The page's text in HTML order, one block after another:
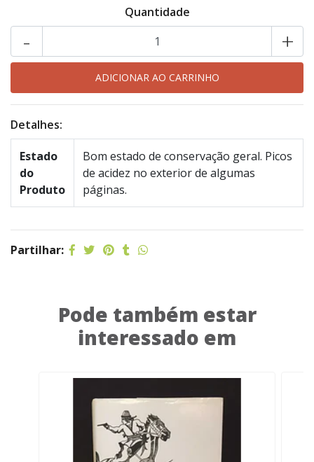
Quantidade
+
-
Detalhes:
Estado
do
Produto
Bom estado de conservação geral. Picos
de acidez no exterior de algumas
páginas.
Partilhar:
Pode também estar
interessado em